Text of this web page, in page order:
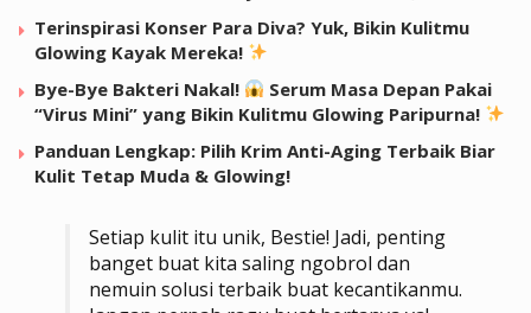
Terinspirasi Konser Para Diva? Yuk, Bikin Kulitmu
Glowing Kayak Mereka!
Bye-Bye Bakteri Nakal!
Serum Masa Depan Pakai
“Virus Mini” yang Bikin Kulitmu Glowing Paripurna!
Panduan Lengkap: Pilih Krim Anti-Aging Terbaik Biar
Kulit Tetap Muda & Glowing!
Setiap kulit itu unik, Bestie! Jadi, penting
banget buat kita saling ngobrol dan
nemuin solusi terbaik buat kecantikanmu.